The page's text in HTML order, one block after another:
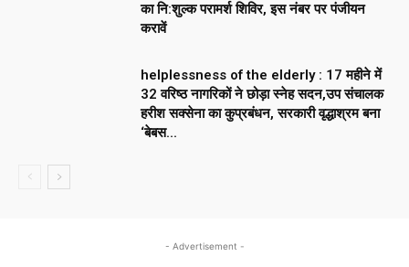
का नि:शुल्क परामर्श शिविर, इस नंबर पर पंजीयन
करावें
helplessness of the elderly : 17 महीने में
32 वरिष्ठ नागरिकों ने छोड़ा स्नेह सदन,उप संचालक
हरीश सक्सेना का कुप्रबंधन, सरकारी वृद्धाश्रम बना
‘बेबस...
- Advertisement -